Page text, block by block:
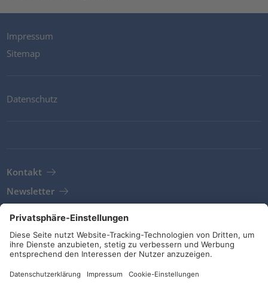
Impressum
Sitemap
Datenschutz
Kontakt
Newsletter
AGB
Richtlinien und Bekentnisse
Soziale Medien